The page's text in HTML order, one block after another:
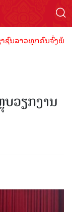
ນລາວທຸກຄົນຈົ່ງພ້ອ
ວຽກ​ງານ​